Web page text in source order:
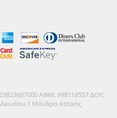
ΑΦΜ: 998118557 ΔΟΥ:
1 Μάνδρα Αττικής